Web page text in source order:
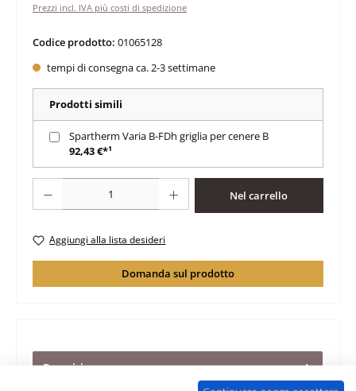
Prezzi incl. IVA più costi di spedizione
Codice prodotto: 01065128
tempi di consegna ca. 2-3 settimane
Prodotti simili
Spartherm Varia B-FDh griglia per cenere B
92,43 €*¹
Nel carrello
Aggiungi alla lista desideri
Domanda sul prodotto
Descrizione
originale pietra per fondo set B per inserto per caminetto